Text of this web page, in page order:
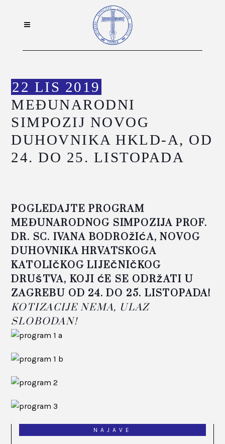
22 LIS 2019
MEĐUNARODNI
SIMPOZIJ NOVOG
DUHOVNIKA HKLD-A, OD
24. DO 25. LISTOPADA
POGLEDAJTE PROGRAM
MEĐUNARODNOG SIMPOZIJA PROF.
DR. SC. IVANA BODROŽIĆA, NOVOG
DUHOVNIKA HRVATSKOGA
KATOLIČKOG LIJEČNIČKOG
DRUŠTVA, KOJI ĆE SE ODRŽATI U
ZAGREBU OD 24. DO 25. LISTOPADA!
KOTIZACIJE NEMA, ULAZ
SLOBODAN!
NAJAVE